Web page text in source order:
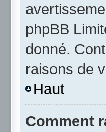
phpBB
donné.
raisons de
Haut
Comment